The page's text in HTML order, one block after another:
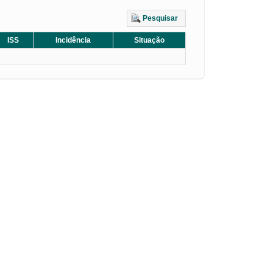
Pesquisar
ISS Incidência
Situação